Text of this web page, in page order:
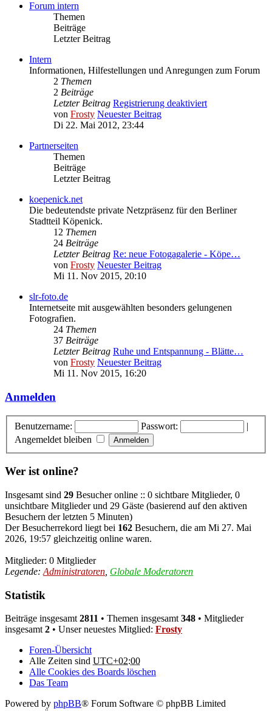
Forum intern
Themen
Beiträge
Letzter Beitrag
Intern
Informationen, Hilfestellungen und Anregungen zum Forum
2 Themen
2 Beiträge
Letzter Beitrag Registrierung deaktiviert
von Frosty Neuester Beitrag
Di 22. Mai 2012, 23:44
Partnerseiten
Themen
Beiträge
Letzter Beitrag
koepenick.net
Die bedeutendste private Netzpräsenz für den Berliner
Stadtteil Köpenick.
12 Themen
24 Beiträge
Letzter Beitrag Re: neue Fotogagalerie - Köpe…
von Frosty Neuester Beitrag
Mi 11. Nov 2015, 20:10
slr-foto.de
Internetseite mit ausgewählten besonders gelungenen
Fotografien.
24 Themen
37 Beiträge
Letzter Beitrag Ruhe und Entspannung - Blätte…
von Frosty Neuester Beitrag
Mi 11. Nov 2015, 16:20
Anmelden
Benutzername: Passwort:
|
Angemeldet bleiben
Wer ist online?
Insgesamt sind 29 Besucher online :: 0 sichtbare Mitglieder, 0
unsichtbare Mitglieder und 29 Gäste (basierend auf den aktiven
Besuchern der letzten 5 Minuten)
Der Besucherrekord liegt bei 162 Besuchern, die am Mi 27. Mai
2026, 19:57 gleichzeitig online waren.
Mitglieder: 0 Mitglieder
Legende: Administratoren Globale Moderatoren
Statistik
Beiträge insgesamt 2811 • Themen insgesamt 348 • Mitglieder
insgesamt 2 • Unser neuestes Mitglied: Frosty
Foren-Übersicht
Alle Zeiten sind UTC+02:00
Alle Cookies des Boards löschen
Das Team
Powered by phpBB® Forum Software © phpBB Limited